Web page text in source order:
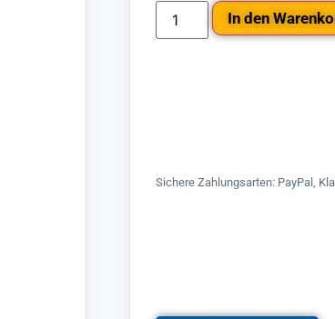
In den
Sichere Zahlungsarten: PayPal,